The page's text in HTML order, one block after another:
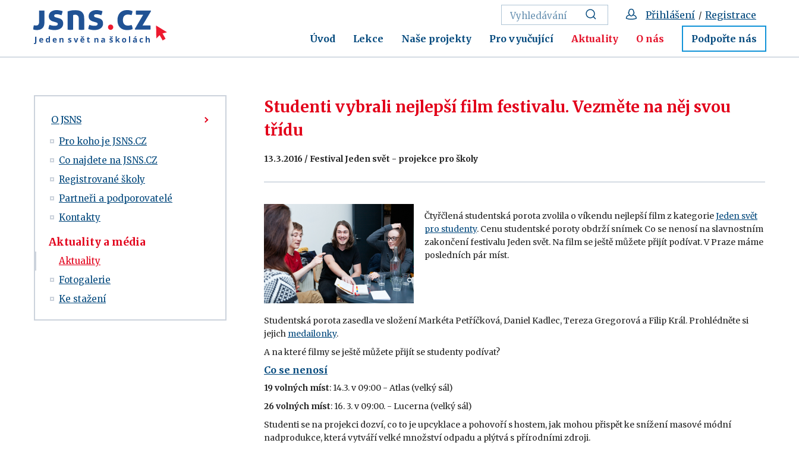
Úvod Lekce Naše projekty Pro vyučující Aktuality O nás Podpořte nás
Přihlášení / Registrace
O JSNS
Pro koho je JSNS.CZ
Co najdete na JSNS.CZ
Registrované školy
Partneři a podporovatelé
Kontakty
Aktuality a média
Aktuality
Fotogalerie
Ke stažení
Studenti vybrali nejlepší film festivalu. Vezměte na něj svou
třídu
13.3.2016 / Festival Jeden svět - projekce pro školy
Čtyřčlená studentská porota zvolila o víkendu nejlepší film z kategorieJeden svět
pro studenty. Cenu studentské poroty obdrží snímek Co se nenosí na slavnostním
zakončení festivalu Jeden svět. Na film se ještě můžete přijít podívat. V Praze máme
posledních pár míst.
Studentská porota zasedla ve složení Markéta Petříčková, Daniel Kadlec, Tereza Gregorová a Filip Král. Prohlédněte si
jejich medailonky.
A na které filmy se ještě můžete přijít se studenty podívat?
Co se nenosí
19 volných míst: 14.3. v 09:00 - Atlas (velký sál)
26 volných míst: 16. 3. v 09:00. - Lucerna (velký sál)
Studenti se na projekci dozví, co to je upcyklace a pohovoří s hostem, jak mohou přispět ke snížení masové módní
nadprodukce, která vytváří velké množství odpadu a plýtvá s přírodními zdroji.